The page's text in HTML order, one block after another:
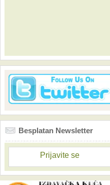
Besplatan Newsletter
Prijavite se